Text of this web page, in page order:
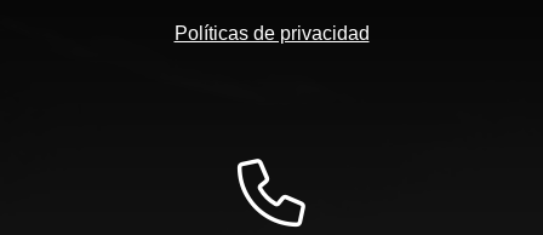
Políticas de privacidad